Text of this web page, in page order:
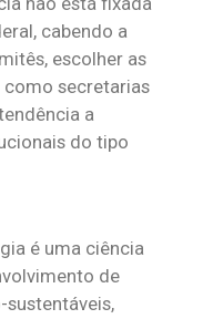
cabendo a
escolher as
como secretarias
a
do tipo
é uma ciência
de